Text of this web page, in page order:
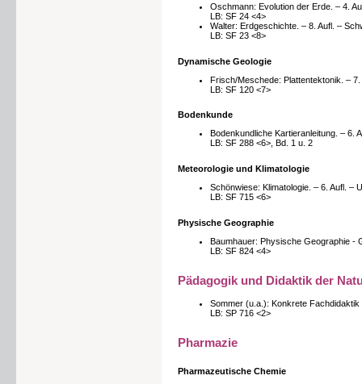
Oschmann: Evolution der Erde. – 4.
LB: SF 24 <4>
Walter: Erdgeschichte. – 8. Aufl. –
LB: SF 23 <8>
Dynamische Geologie
Frisch/Meschede: Plattentektonik. –
LB: SF 120 <7>
Bodenkunde
Bodenkundliche Kartieranleitung. – 6.
LB: SF 288 <6>, Bd. 1 u. 2
Meteorologie und Klimatologie
Schönwiese: Klimatologie. – 6. Aufl. –
LB: SF 715 <6>
Physische Geographie
Baumhauer: Physische Geographie -
LB: SF 824 <4>
Pädagogik und Didaktik der
Sommer (u.a.): Konkrete Fachdidaktik
LB: SP 716 <2>
Pharmazie
Pharmazeutische Chemie